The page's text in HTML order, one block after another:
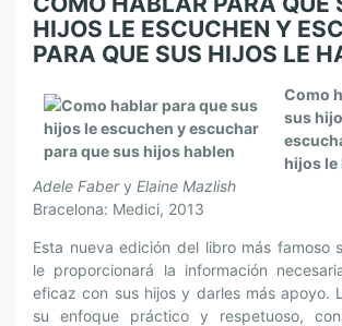
HIJOS LE ESCUCHEN Y
PARA QUE SUS HIJOS LE
Como
sus
hijos le
Adele Fabery Elaine Mazlish
Bracelona: Medici, 2013
Esta nueva edición del libro más famoso
le proporcionará la información
eficaz con sus hijos y darles más apoyo.
su enfoque práctico y respetuoso,